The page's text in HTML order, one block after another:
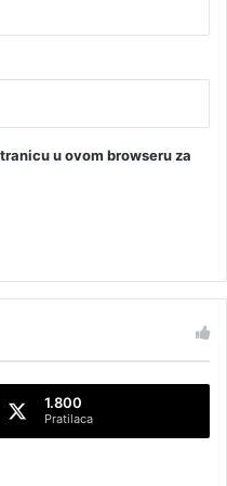
u ovom browseru za
1.800
Pratilaca